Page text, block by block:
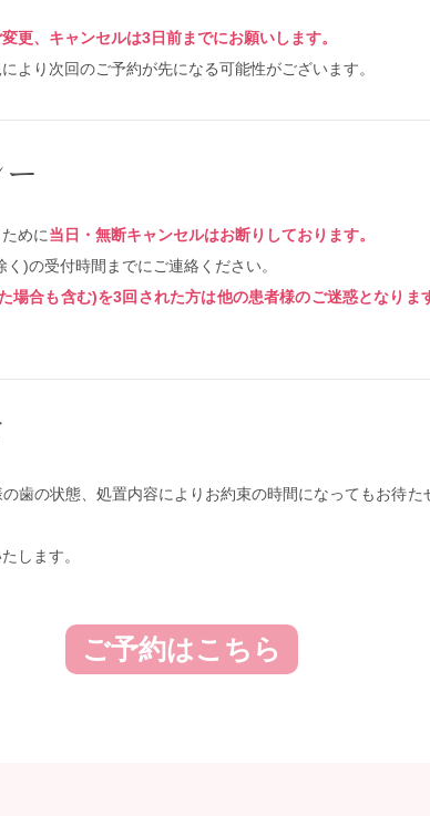
変更、キャンセルは3日前までにお願いします。
より次回のご予約が先になる可能性がございます。
めに当日・無断キャンセルはお断りしております。
)の受付時間までにご連絡ください。
場合も含む)を3回された方は他の患者様のご迷惑となりま
歯の状態、処置内容によりお約束の時間になってもお待た
します。
ご予約はこちら